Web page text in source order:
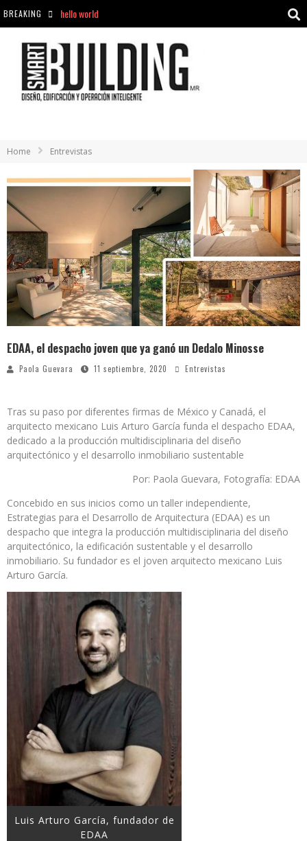
BREAKING
hello world
hello world
Home Entrevistas
EDAA, el despacho joven que ya ganó un Dedalo Minosse
Paola Guevara 11 septiembre, 2020 Entrevistas
Tras su paso por diferentes firmas de México y Canadá, el
arquitecto mexicano Luis Arturo García funda el despacho EDAA,
dedicado a la producción multidisciplinaria del diseño
arquitectónico y el desarrollo inmobiliario sustentable
Por: Paola Guevara, Fotografía: EDAA
Concebido en sus inicios como un taller independiente,
Estrategias para el Desarrollo de Arquitectura (EDAA) es un
despacho que integra la producción multidisciplinaria del diseño
arquitectónico, la edificación sustentable y el desarrollo
inmobiliario. Su fundador es el joven arquitecto mexicano Luis
Arturo García.
Luis Arturo García, fundador de
EDAA